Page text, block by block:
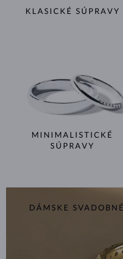
KLASICKÉ SÚPRAVY
MINIMALISTICKÉ
SÚPRAVY
DÁMSKE